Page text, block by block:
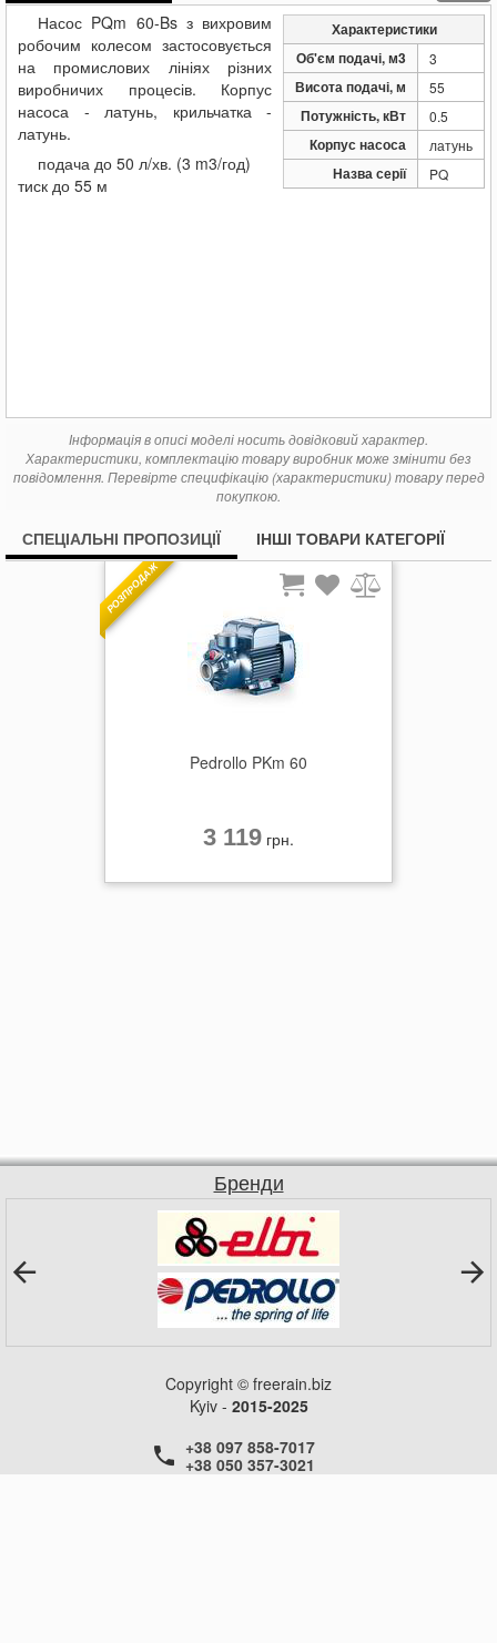
Характеристики
Об'єм подачі, м3
3
Висота подачі, м 55
Потужність, кВт 0.5
Корпус насоса латунь
Назва серії PQ
Насос PQm 60-Bs з вихровим
робочим колесом застосовується
на промислових лініях різних
виробничих процесів. Корпус
насоса - латунь, крильчатка -
латунь.
подача до 50 л/хв. (3 m3/год)
тиск до 55 м
Інформація в описі моделі носить довідковий характер.
Характеристики, комплектацію товару виробник може змінити без
повідомлення. Перевірте специфікацію (характеристики) товару перед
покупкою.
СПЕЦІАЛЬНІ ПРОПОЗИЦІЇ ІНШІ ТОВАРИ КАТЕГОРІЇ
РОЗПРОДАЖ
Pedrollo PKm 60
3 119 грн.
Бренди
Copyright © freerain.biz
Kyiv - 2015-2025
+38 097 858-7017
+38 050 357-3021